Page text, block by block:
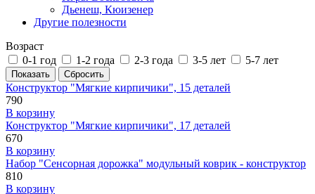
Дьенеш, Кюизенер
Другие полезности
Возраст
0-1 год
1-2 года 2-3 года 3-5 лет 5-7 лет
Конструктор "Мягкие кирпичики", 15 деталей
790
В корзину
Конструктор "Мягкие кирпичики", 17 деталей
670
В корзину
Набор "Сенсорная дорожка" модульный коврик - конструктор
810
В корзину